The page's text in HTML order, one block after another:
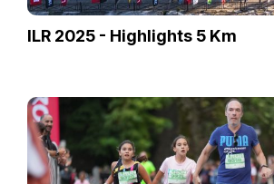
ILR 2025 - Highlights 5 Km